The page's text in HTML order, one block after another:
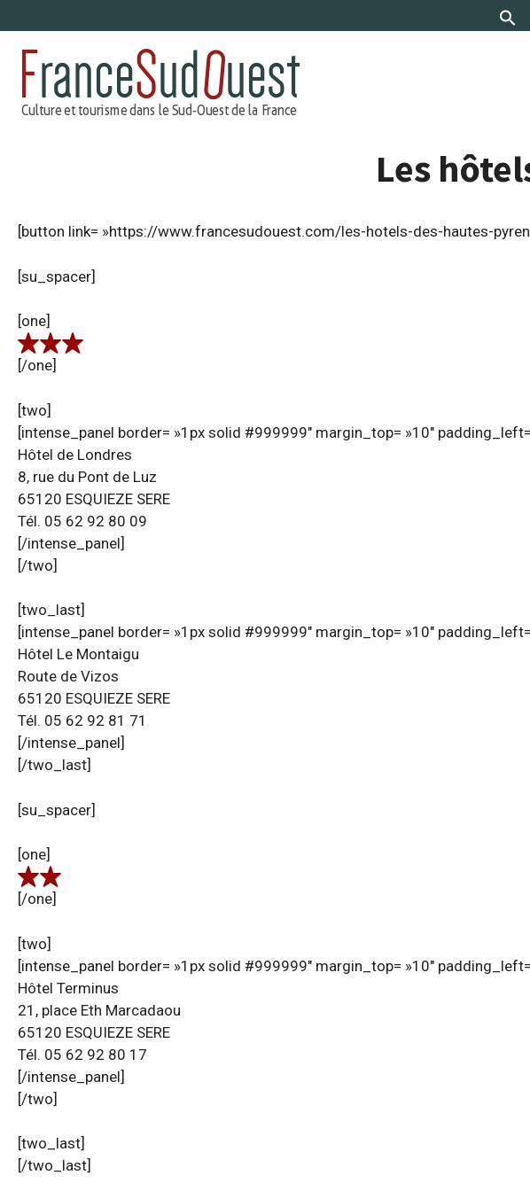
au
contenu
Les
[button link= »https://www.francesudouest.com/les-hotels-des-hautes-
[su_spacer]
[one]
[/one]
[two]
[intense_panel border= »1px solid #999999″ margin_top= »10″
Hôtel de Londres
8, rue du Pont de Luz
65120 ESQUIEZE SERE
Tél. 05 62 92 80 09
[/intense_panel]
[/two]
[two_last]
[intense_panel border= »1px solid #999999″ margin_top= »10″
Hôtel Le Montaigu
Route de Vizos
65120 ESQUIEZE SERE
Tél. 05 62 92 81 71
[/intense_panel]
[/two_last]
[su_spacer]
[one]
[/one]
[two]
[intense_panel border= »1px solid #999999″ margin_top= »10″
Hôtel Terminus
21, place Eth Marcadaou
65120 ESQUIEZE SERE
Tél. 05 62 92 80 17
[/intense_panel]
[/two]
[two_last]
[/two_last]